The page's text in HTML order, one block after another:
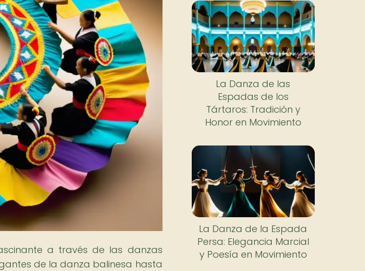
a través de las danzas
de la danza balinesa hasta
La Danza de las
Espadas de los
Tártaros: Tradición y
Honor en Movimiento
La Danza de la Espada
Persa: Elegancia Marcial
y Poesía en Movimiento